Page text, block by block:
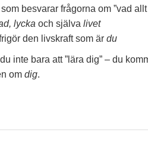
som besvarar frågorna om ”vad
lycka och själva livet
den livskraft som är du
inte bara att ”lära dig” – du
om dig.